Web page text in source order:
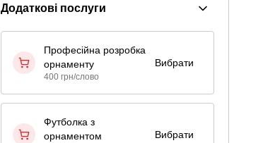
Додаткові послуги
Професійна розробка
орнаменту
400 грн/слово
Вибрати
Футболка з
орнаментом
Вибрати